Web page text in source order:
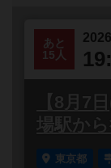
あと
15人
2026
【8月7
場駅か
東京都